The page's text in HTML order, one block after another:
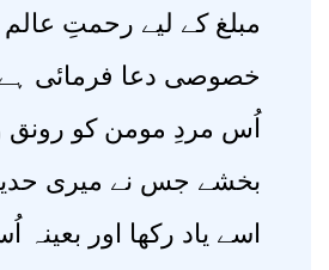
مبلغ کے لیے رحمتِ
خصوصی دعا فرمائی ہے:
اُس مردِ مومن کو رونق
بخشے جس نے میری
اسے یاد رکھا اور بعینہ